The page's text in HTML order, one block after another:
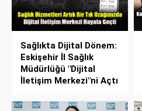
Sağlıkta Dijital Dönem:
Eskişehir İl Sağlık
Müdürlüğü "Dijital
İletişim Merkezi"ni Açtı